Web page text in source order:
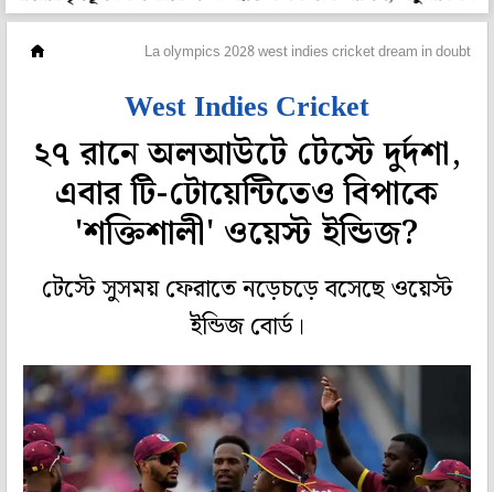
La olympics 2028 west indies cricket dream in doubt
West Indies Cricket
২৭ রানে অলআউটে টেস্টে দুর্দশা,
এবার টি-টোয়েন্টিতেও বিপাকে
'শক্তিশালী' ওয়েস্ট ইন্ডিজ?
টেস্টে সুসময় ফেরাতে নড়েচড়ে বসেছে ওয়েস্ট
ইন্ডিজ বোর্ড।